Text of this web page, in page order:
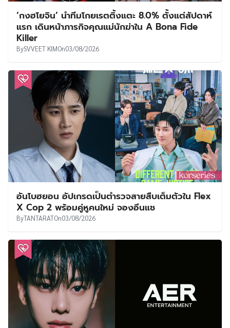
‘กงฮโยจิน’ นำทีมโกยเรตติ้งแตะ 8.0% ตั้งแต่สัปดาห์
แรก เดินหน้าภารกิจคุณแม่นักฆ่าใน A Bona Fide
Killer
BySVVEET KIMOn03/08/2026
อันโบฮยอน อัปเกรดเป็นตำรวจสายสืบเต็มตัวใน Flex
X Cop 2 พร้อมคู่หูคนใหม่ จองอึนแช
ByTANTARATOn03/08/2026